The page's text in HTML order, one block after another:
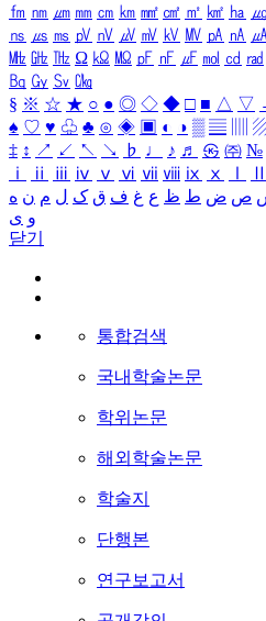
㎙ ㎚ ㎛ ㎜ ㎝ ㎞ ㎟ ㎠ ㎡ ㎢ ㏊ ㎍
㎱ ㎲ ㎳ ㎴ ㎵ ㎶ ㎷ ㎸ ㎹ ㎀ ㎁ ㎂
㎒ ㎓ ㎔ Ω ㏀ ㏁ ㎊ ㎋ ㎌ ㏖ ㏅ ㎭
㏃ ㏉ ㏜ ㏆
§ ※ ☆ ★ ○ ● ◎ ◇ ◆ □ ■ △ ▽
♠ ♡ ♥ ♧ ♣ ⊙ ◈ ▣ ◐ ◑ ▒ ▤
‡ ↕ ↗ ↙ ↖ ↘ ♭ ♩ ♪ ♬ ㉿ ㈜ №
ⅰ
ⅱ ⅲ ⅳ ⅴ ⅵ ⅶ ⅷ ⅸ ⅹ
ص ض ط ظ ع غ ف ق ک ل م ن ه
و ی
닫기
통합검색
국내학술논문
학위논문
해외학술논문
학술지
단행본
연구보고서